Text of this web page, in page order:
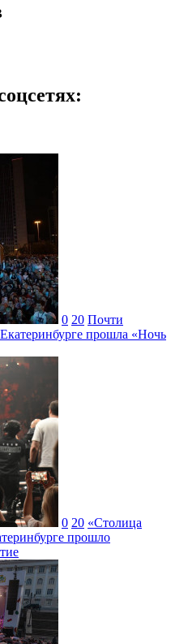
0 20 Почти
прошла «Ночь
0 20 «Столица
прошло